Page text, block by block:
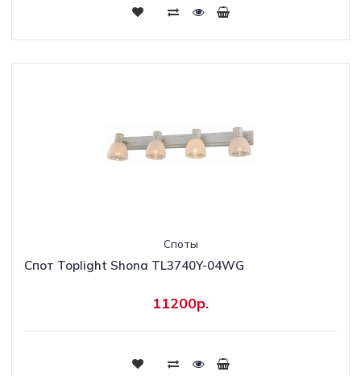
Споты
Спот Toplight Shona TL3740Y-04WG
11200р.